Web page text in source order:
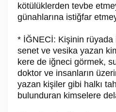
kötülüklerden tevbe
günahlarına istiğfar
* İĞNECİ: Kişinin rüyada
senet ve vesika yazan
kere de iğneci görmek,
doktor ve insanların
yazan kişiler gibi halkı
bulunduran kimselere